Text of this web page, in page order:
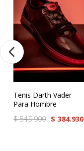
Tenis Darth Vader
Para Hombre
$ 549.900 $ 384.930